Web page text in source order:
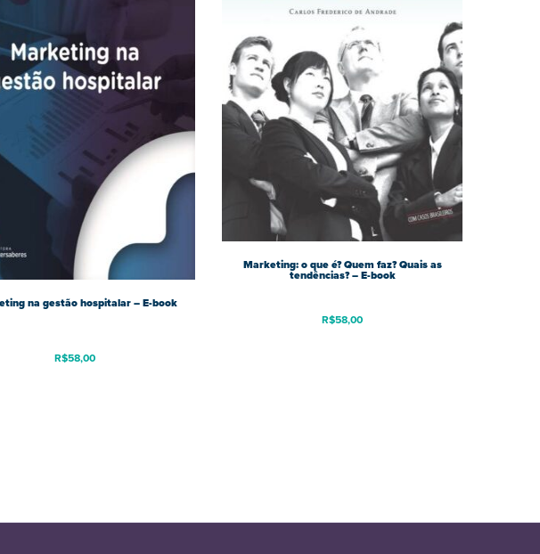
na gestão hospitalar – E-book
R$58,00
Marketing: o que é? Quem faz? Quais as
tendências? – E-book
R$58,00